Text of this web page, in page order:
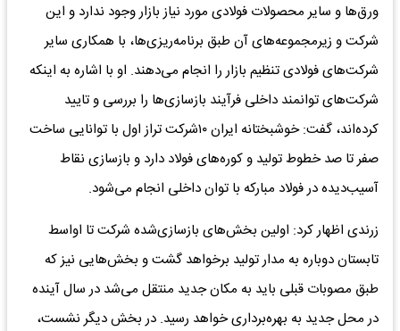
ورق‌ها و سایر محصولات فولادی مورد نیاز بازار وجود ندارد و این
شرکت و زیرمجموعه‌های آن طبق برنامه‌ریزی‌ها، با همکاری سایر
شرکت‌های فولادی تنظیم بازار را انجام می‌دهند. او با اشاره به اینکه
شرکت‌های توانمند داخلی فرآیند بازسازی‌ها را بررسی و تایید
کرده‌اند، گفت: خوشبختانه ایران ۱۰شرکت تراز اول با توانایی ساخت
صفر تا صد خطوط تولید و کوره‌های فولاد دارد و بازسازی نقاط
آسیب‌دیده در فولاد مبارکه با توان داخلی انجام می‌شود.
زرندی اظهار کرد: اولین بخش‌های بازسازی‌شده شرکت تا اواسط
تابستان دوباره به مدار تولید برخواهد گشت و بخش‌هایی نیز که
طبق مصوبات قبلی باید به مکان جدید منتقل می‌شد در سال آینده
در محل جدید به بهره‌برداری خواهد رسید. در بخش دیگر نشست،